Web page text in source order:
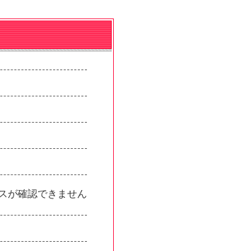
が確認できません